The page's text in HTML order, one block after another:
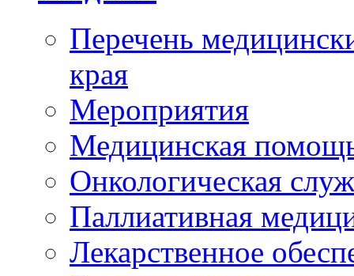
Перечень
края
Мероприятия
Медицинская
Онкологическая
Паллиативная
Лекарственное